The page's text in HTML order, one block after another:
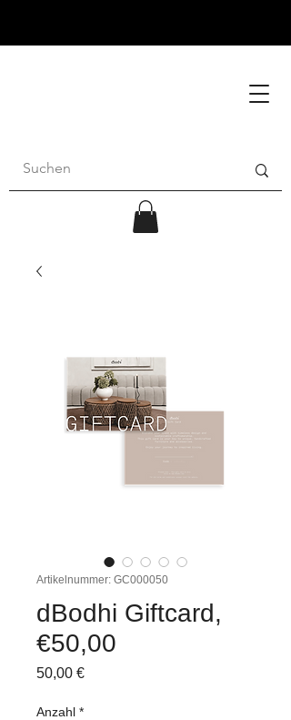
Artikelnummer: GC000050
dBodhi Giftcard,
€50,00
50,00 €Preis
Anzahl *